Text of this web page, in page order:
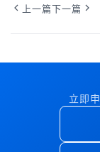
上一篇下一篇
立即